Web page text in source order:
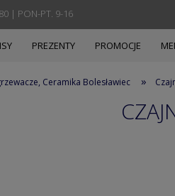
| PON-PT. 9-16
PREZENTY PROMOCJE
Ceramika Bolesławiec »